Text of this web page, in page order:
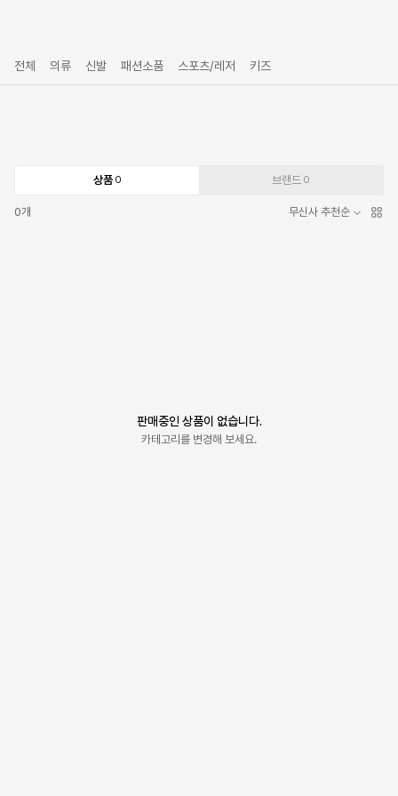
전체 의류 신발 패션소품 스포츠/레저 키즈
상품 0 브랜드 0
0개 무신사 추천순
판매중인 상품이 없습니다.
카테고리를 변경해 보세요.